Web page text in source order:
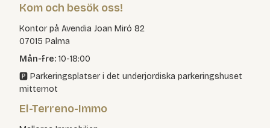
Kom och besök oss!
Kontor på Avendia Joan Miró 82
07015 Palma
Mån-fre: 10-18:00
🅿️ Parkeringsplatser i det underjordiska parkeringshuset
mittemot
El-Terreno-Immo